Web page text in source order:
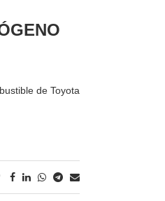
de Toyota